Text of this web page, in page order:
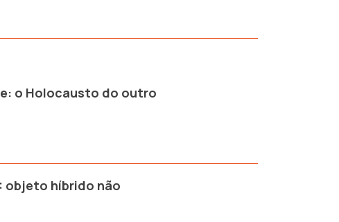
o Holocausto do outro
objeto híbrido não